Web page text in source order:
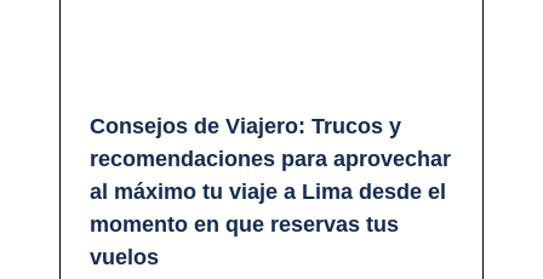
Consejos de Viajero: Trucos y
recomendaciones para aprovechar
al máximo tu viaje a Lima desde el
momento en que reservas tus
vuelos